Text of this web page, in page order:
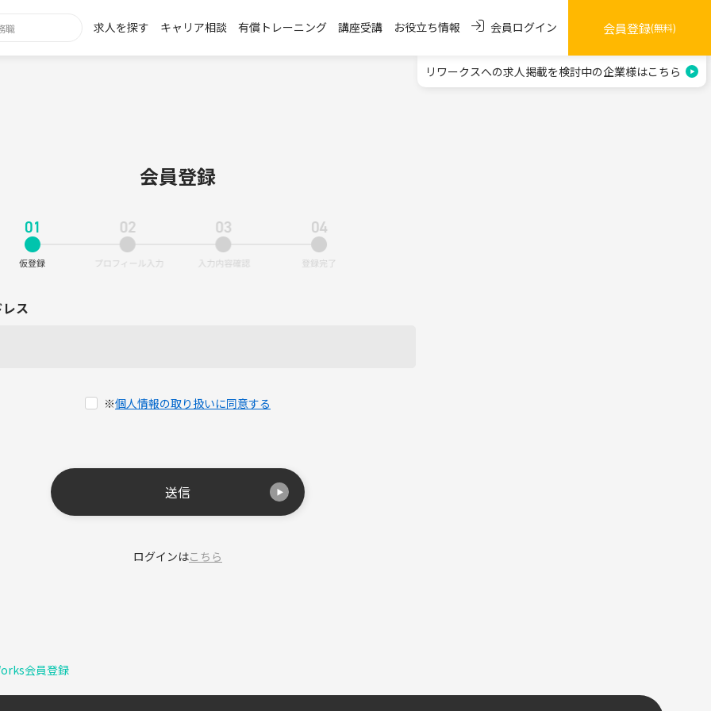
求人を探す キャリア相談 有償トレーニング 講座受講 お役立ち情報 会員ログイン 会員登録(無料)
リワークスへの求人掲載を検討中の企業様はこちら
会員登録
ス
※個人情報の取り扱いに同意する
送信
ログインはこちら
会員登録